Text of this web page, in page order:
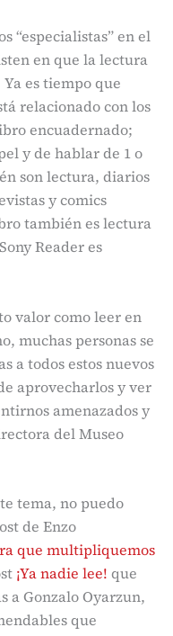
“especialistas” en el
en que la lectura
es tiempo que
relacionado con los
encuadernado;
y de hablar de 1 o
son lectura, diarios
y comics
también es lectura
Reader es
valor como leer en
muchas personas se
a todos estos nuevos
aprovecharlos y ver
amenazados y
del Museo
tema, no puedo
de Enzo
que multipliquemos
¡Ya nadie lee! que
a Gonzalo Oyarzun,
que